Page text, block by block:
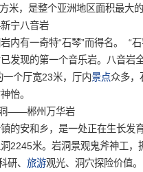
米，是整个亚洲地区面积最大
宁八音岩
有一奇特“石琴”而得名。 “石
发现的第一个音乐岩。八音岩
一个厅宽23米，厅内景点众多，
怡。
——郴州万华岩
安和乡，是一处正在生长发
2245米。岩洞景观鬼斧神工
研、 旅游观光、洞穴探险价值